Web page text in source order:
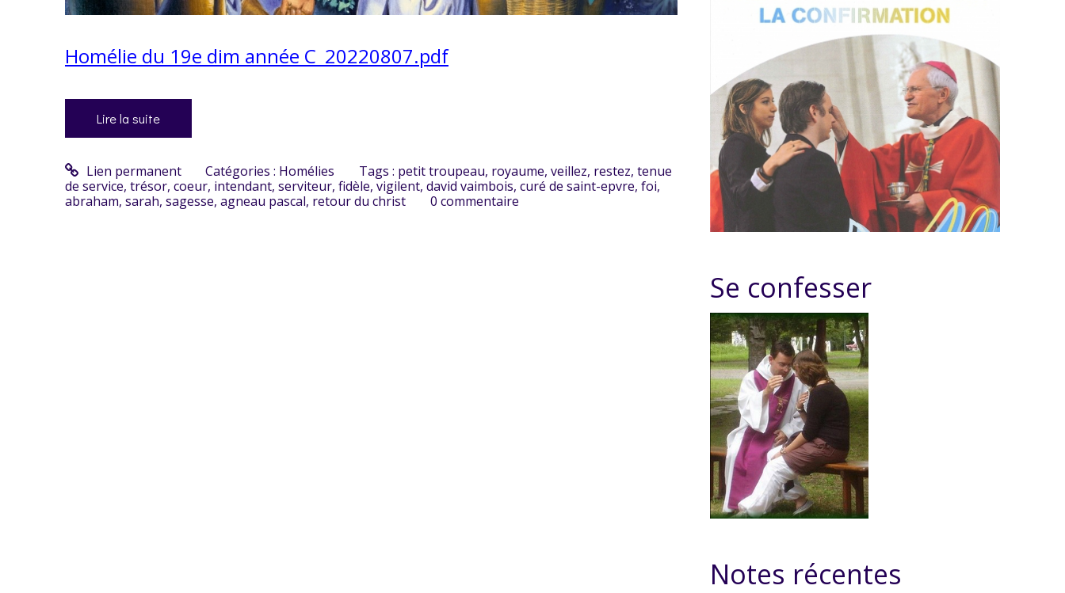
Homélie du 19e dim année C_20220807.pdf
Lire la suite
Lien permanent Catégories : Homélies Tags : petit troupeau, royaume,veillez, restez,tenue
de service, trésor, coeur, intendant, serviteur, fidèle, vigilent, david vaimbois, curé de saint-epvre, foi,
abraham, sarah, sagesse, agneau pascal, retour du christ 0 commentaire
Se confesser
Notes récentes